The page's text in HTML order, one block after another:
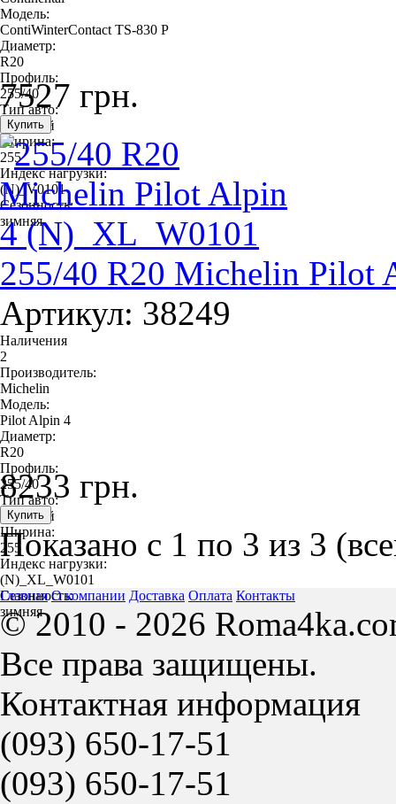
Модель:
ContiWinterContact TS-830 P
Диаметр:
R20
Профиль:
255/40
Тип авто:
легковой
Ширина:
255
Индекс нагрузки:
(N)_V0101
Сезонность:
зимняя
7527 грн.
255/40 R20 Michelin Pilot
Артикул: 38249
Наличения
2
Производитель:
Michelin
Модель:
Pilot Alpin 4
Диаметр:
R20
Профиль:
255/40
Тип авто:
легковой
Ширина:
255
Индекс нагрузки:
(N)_XL_W0101
Сезонность:
зимняя
8233 грн.
Показано с 1 по 3 из 3
Главная О компании Доставка Оплата Контакты
© 2010 - 2026
Все права защищены.
Контактная информация
(093) 650-17-51
(093) 650-17-51